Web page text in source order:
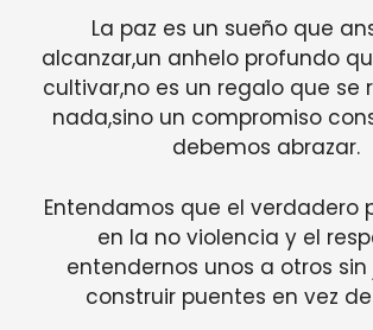
La paz es un sueño que
alcanzar,un anhelo profundo
cultivar,no es un regalo que se
nada,sino un compromiso
debemos abrazar.
Entendamos que el verdadero
en la no violencia y el
entendernos unos a otros sin
construir puentes en vez